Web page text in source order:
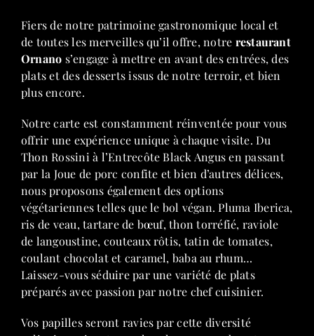
Fiers de notre patrimoine gastronomique local et
de toutes les merveilles qu’il offre, notre restaurant
Ornano s’engage à mettre en avant des entrées, des
plats et des desserts issus de notre terroir, et bien
plus encore.
Notre carte est constamment réinventée pour vous
offrir une expérience unique à chaque visite. Du
Thon Rossini à l’Entrecôte Black Angus en passant
par la Joue de porc confite et bien d’autres délices,
nous proposons également des options
végétariennes telles que le bol végan. Pluma Iberica,
ris de veau, tartare de bœuf, thon torréfié, raviole
de langoustine, couteaux rôtis, tatin de tomates,
coulant chocolat et caramel, baba au rhum…
Laissez-vous séduire par une variété de plats
préparés avec passion par notre chef cuisinier.
Vos papilles seront ravies par cette diversité